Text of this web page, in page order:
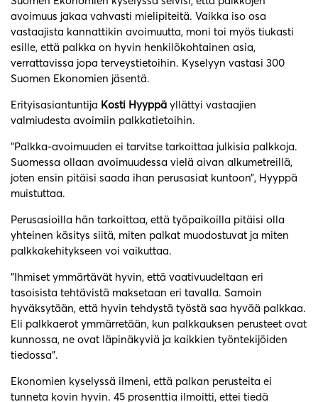
avoimuus jakaa vahvasti mielipiteitä. Vaikka iso osa
vastaajista kannattikin avoimuutta, moni toi myös tiukasti
esille, että palkka on hyvin henkilökohtainen asia,
verrattavissa jopa terveystietoihin. Kyselyyn vastasi 300
Suomen Ekonomien jäsentä.
Erityisasiantuntija Kosti Hyyppä yllättyi vastaajien
valmiudesta avoimiin palkkatietoihin.
”Palkka-avoimuuden ei tarvitse tarkoittaa julkisia palkkoja.
Suomessa ollaan avoimuudessa vielä aivan alkumetreillä,
joten ensin pitäisi saada ihan perusasiat kuntoon”, Hyyppä
muistuttaa.
Perusasioilla hän tarkoittaa, että työpaikoilla pitäisi olla
yhteinen käsitys siitä, miten palkat muodostuvat ja miten
palkkakehitykseen voi vaikuttaa.
”Ihmiset ymmärtävät hyvin, että vaativuudeltaan eri
tasoisista tehtävistä maksetaan eri tavalla. Samoin
hyväksytään, että hyvin tehdystä työstä saa hyvää palkkaa.
Eli palkkaerot ymmärretään, kun palkkauksen perusteet ovat
kunnossa, ne ovat läpinäkyviä ja kaikkien työntekijöiden
tiedossa”.
Ekonomien kyselyssä ilmeni, että palkan perusteita ei
tunneta kovin hyvin. 45 prosenttia ilmoitti, ettei tiedä